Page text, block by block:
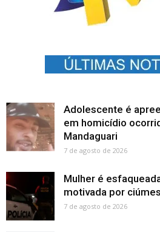
Adolescente é
em homicídio
Mandaguari
7 de agosto de 2026
Mulher é
motivada por
7 de agosto de 2026